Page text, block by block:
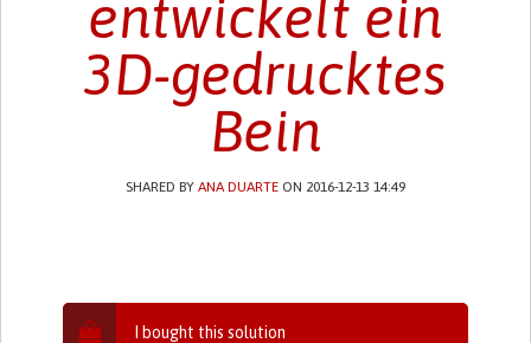
entwickelt ein
3D-gedrucktes
Bein
SHARED BY ANA DUARTEON 2016-12-13 14:49
I bought this solution